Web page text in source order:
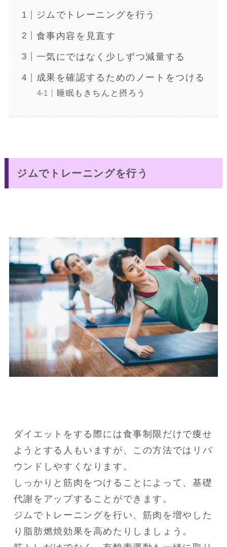
ジムでトレーニングを行う
食事内容を見直す
一気にではなく少しずつ減量する
成果を確認するためのノートをつける
睡眠もきちんと摂ろう
ジムでトレーニングを行う
ダイエットをする際には食事制限だけで痩せ
ようとする人もいますが、この方法ではリバ
ウンドしやすくなります。
しっかりと筋肉をつけることによって、基礎
代謝をアップすることができます。
ジムでトレーニングを行い、筋肉を増やした
り脂肪燃焼効果を高めたりしましょう。